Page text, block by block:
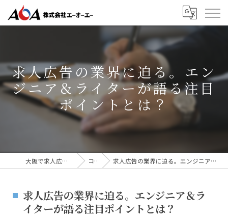
求人広告の業界に迫る。エン
ジニア＆ライターが語る注目
ポイントとは？
大阪で求人広告なら株式会社AOA コラム 求人広告の業界に迫る。エンジニア＆ライターが語る注目ポイントとは？
求人広告の業界に迫る。エンジニア＆ラ
イターが語る注目ポイントとは？